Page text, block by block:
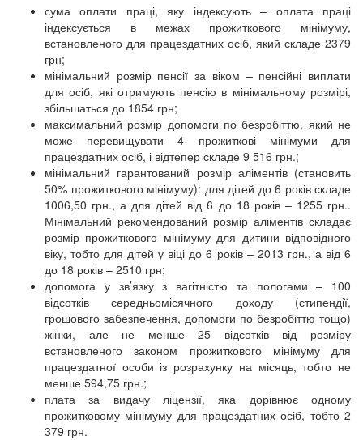
сума оплати праці, яку індексують – оплата праці
індексується в межах прожиткового мінімуму,
встановленого для працездатних осіб, який складе 2379
грн;
мінімальний розмір пенсії за віком – пенсійні виплати
для осіб, які отримують пенсію в мінімальному розмірі,
збільшаться до 1854 грн;
максимальний розмір допомоги по безробіттю, який не
може перевищувати 4 прожиткові мінімуми для
працездатних осіб, і відтепер складе 9 516 грн.;
мінімальний гарантований розмір аліментів (становить
50% прожиткового мінімуму): для дітей до 6 років складе
1006,50 грн., а для дітей від 6 до 18 років – 1255 грн..
Мінімальний рекомендований розмір аліментів складає
розмір прожиткового мінімуму для дитини відповідного
віку, тобто для дітей у віці до 6 років – 2013 грн., а від 6
до 18 років – 2510 грн;
допомога у зв’язку з вагітністю та пологами – 100
відсотків середньомісячного доходу (стипендії,
грошового забезпечення, допомоги по безробіттю тощо)
жінки, але не менше 25 відсотків від розміру
встановленого законом прожиткового мінімуму для
працездатної особи із розрахунку на місяць, тобто не
менше 594,75 грн.;
плата за видачу ліцензії, яка дорівнює одному
прожитковому мінімуму для працездатних осіб, тобто 2
379 грн.